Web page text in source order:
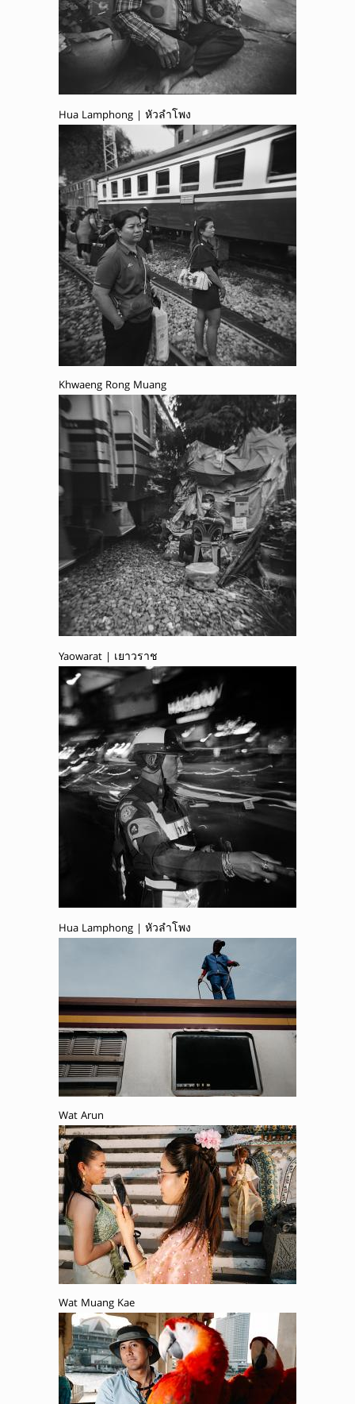
Hua Lamphong | หัวลำโพง
Khwaeng Rong Muang
Yaowarat | เยาวราช
Hua Lamphong | หัวลำโพง
Wat Arun
Wat Muang Kae